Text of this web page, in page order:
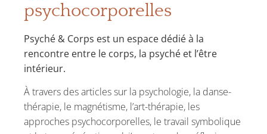
psychocorporelles
Psyché & Corps est un espace dédié à la
rencontre entre le corps, la psyché et l’être
intérieur.
À travers des articles sur la psychologie, la danse-
thérapie, le magnétisme, l’art-thérapie, les
approches psychocorporelles, le travail symbolique